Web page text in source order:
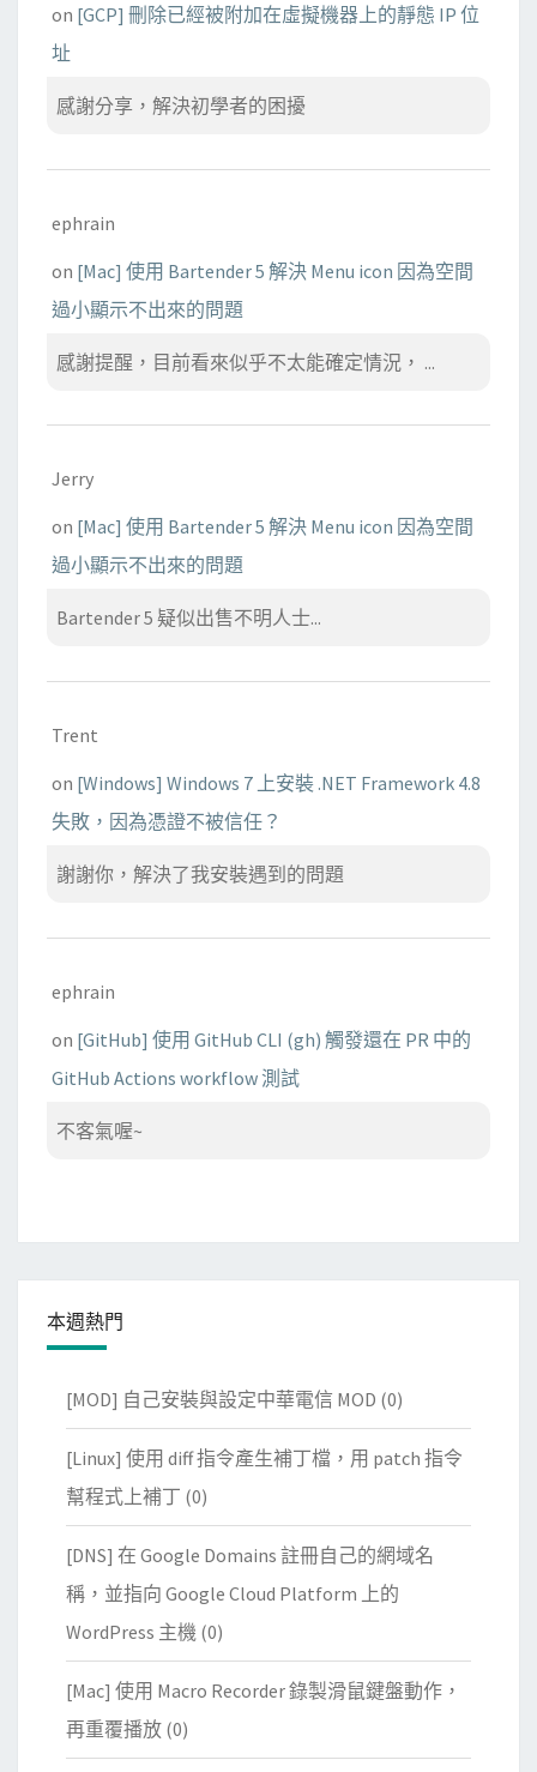
on [GCP] 刪除已經被附加在虛擬機器上的靜態 IP 位
址
感謝分享，解決初學者的困擾
ephrain
on [Mac] 使用 Bartender 5 解決 Menu icon 因為空間
過小顯示不出來的問題
感謝提醒，目前看來似乎不太能確定情況， ...
Jerry
on [Mac] 使用 Bartender 5 解決 Menu icon 因為空間
過小顯示不出來的問題
Bartender 5 疑似出售不明人士...
Trent
on [Windows] Windows 7 上安裝 .NET Framework 4.8
失敗，因為憑證不被信任？
謝謝你，解決了我安裝遇到的問題
ephrain
on [GitHub] 使用 GitHub CLI (gh) 觸發還在 PR 中的
GitHub Actions workflow 測試
不客氣喔~
本週熱門
[MOD] 自己安裝與設定中華電信 MOD (0)
[Linux] 使用 diff 指令產生補丁檔，用 patch 指令
幫程式上補丁 (0)
[DNS] 在 Google Domains 註冊自己的網域名
稱，並指向 Google Cloud Platform 上的
WordPress 主機 (0)
[Mac] 使用 Macro Recorder 錄製滑鼠鍵盤動作，
再重覆播放 (0)